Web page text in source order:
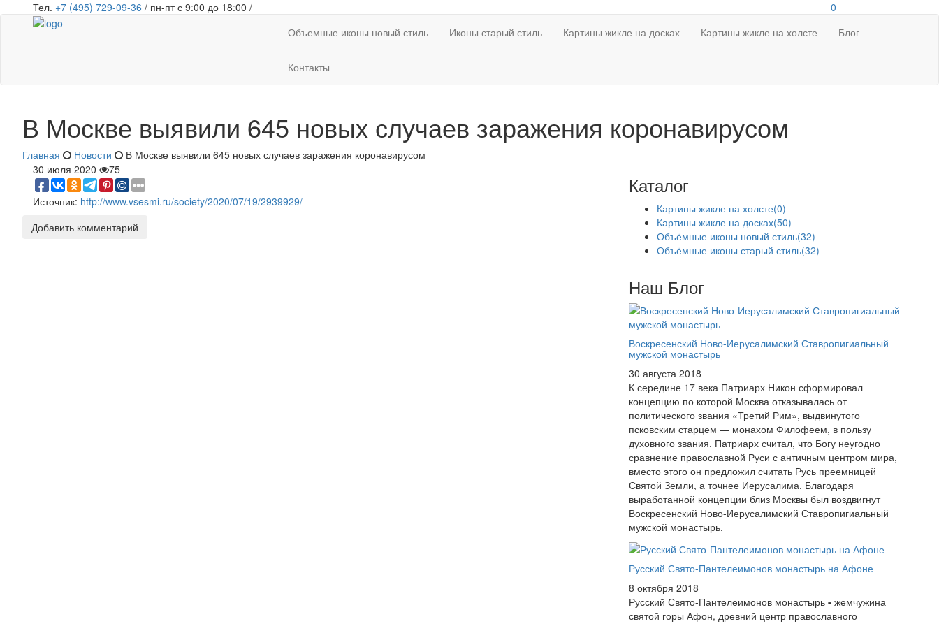
Тел. +7 (495) 729-09-36 / пн-пт с 9:00 до 18:00 /
0
Объемные иконы новый стиль
Иконы старый стиль Картины жикле на досках Картины жикле на холсте Блог
Контакты
В Москве выявили 645 новых случаев заражения коронавирусом
Главная Новости
В Москве выявили 645 новых случаев заражения коронавирусом
30 июля 2020
75
Источник: http://www.vsesmi.ru/society/2020/07/19/2939929/
Добавить комментарий
Каталог
Картины жикле на холсте(0)
Картины жикле на досках(50)
Объёмные иконы новый стиль(32)
Объёмные иконы старый стиль(32)
Наш Блог
Воскресенский Ново-Иерусалимский Ставропигиальный
мужской монастырь
30 августа 2018
К середине 17 века Патриарх Никон сформировал
концепцию по которой Москва отказывалась от
политического звания «Третий Рим», выдвинутого
псковским старцем — монахом Филофеем, в пользу
духовного звания. Патриарх считал, что Богу неугодно
сравнение православной Руси с античным центром мира,
вместо этого он предложил считать Русь преемницей
Святой Земли, а точнее Иерусалима. Благодаря
выработанной концепции близ Москвы был воздвигнут
Воскресенский Ново-Иерусалимский Ставропигиальный
мужской монастырь.
Русский Свято-Пантелеимонов монастырь на Афоне
8 октября 2018
Русский Свято-Пантелеимонов монастырь -жемчужина
святой горы Афон, древний центр православного